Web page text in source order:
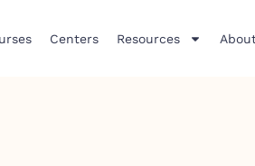
Centers Resources